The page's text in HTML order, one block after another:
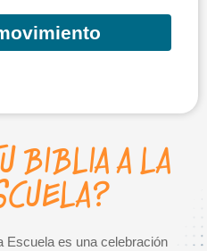
BIBLIA A LA
Escuela es una celebración